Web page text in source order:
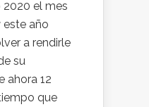
el mes
este año
a rendirle
su
ahora 12
que